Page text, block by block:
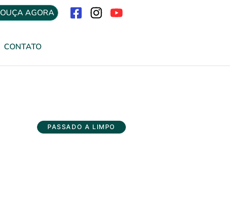
OUÇA AGORA
CONTATO
PASSADO A LIMPO